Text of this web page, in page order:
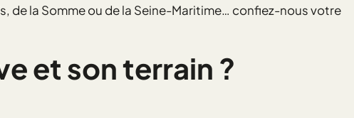
la Somme ou de la Seine-Maritime… confiez-nous votre
et son terrain ?